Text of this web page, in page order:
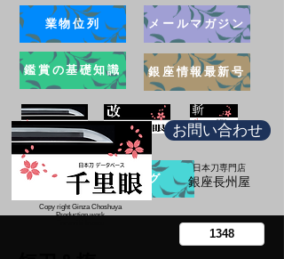
業物位列
鑑賞の基礎知識
メールマガジン
銀座情報最新号
ブログ
お問い合わせ
日本刀専門店
​銀座長州屋
Copy right Ginza Choshuya
Production work